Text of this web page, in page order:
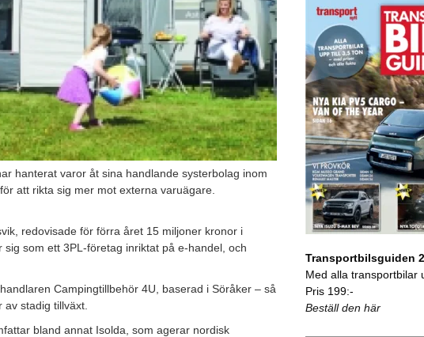
hanterat varor åt sina handlande systerbolag inom
att rikta sig mer mot externa varuägare.
redovisade för förra året 15 miljoner kronor i
som ett 3PL-företag inriktat på e-handel, och
Campingtillbehör 4U, baserad i Söråker – så
stadig tillväxt.
bland annat Isolda, som agerar nordisk
Transportbilsguiden
Med alla transportbilar
Pris 199:-
Beställ den här